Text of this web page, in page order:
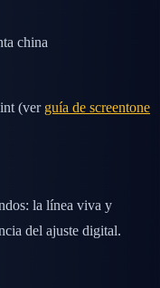
china
(ver guía de screentone
la línea viva y
del ajuste digital.